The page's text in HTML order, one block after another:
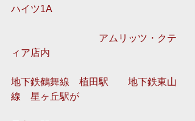
ハイツ1A
アムリッツ・クテ
ィア店内
地下鉄鶴舞線　植田駅　　地下鉄東山
線　星ヶ丘駅が